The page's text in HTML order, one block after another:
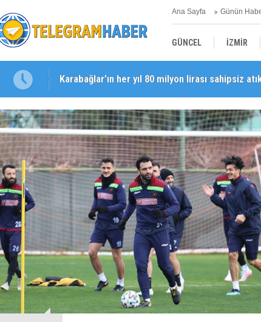
Ana Sayfa Günün
GÜNCEL İZMİR
YEREL SAĞLIK
Karabağlar’ın her yıl 80 milyon lirası sahipsiz
Başkan Eşki’den Çamdibi’nde esnaf turu